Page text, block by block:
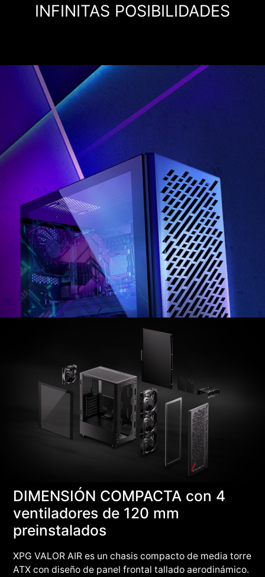
INFINITAS POSIBILIDADES
El nuevo XPG VALOR AIR es una nueva clase de chasis
ATX diseñado por XPG. La compatibilidad es el tema y
permite instalar componentes del nivel medio al alto.
Su diseño de panel frontal tallado aerodinámico
ofrece una estética visual cuando se modifica a los
engranajes ARGB, y mejora el flujo de aire que se
extrae con 4 ventiladores de 120 mm incluidos.
DIMENSIÓN COMPACTA con 4
ventiladores de 120 mm
preinstalados
XPG VALOR AIR es un chasis compacto de media torre
ATX con diseño de panel frontal tallado aerodinámico.